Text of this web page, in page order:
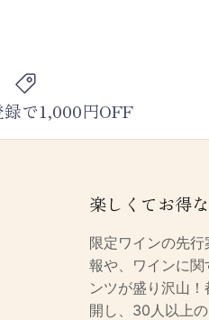
録で1,000円OFF
楽しくてお得
限定ワインの先
報や、ワインに
ンツが盛り沢山
開し、30人以上